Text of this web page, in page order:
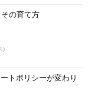
の育て方
)
トポリシーが変わり